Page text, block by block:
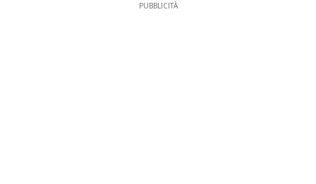
PUBBLICITÀ